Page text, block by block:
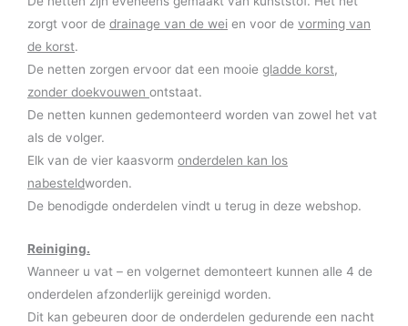
zorgt voor de drainage van de wei en voor de vorming van
de korst.
De netten zorgen ervoor dat een mooie gladde korst,
zonder doekvouwen ontstaat.
De netten kunnen gedemonteerd worden van zowel het vat
als de volger.
Elk van de vier kaasvorm onderdelen kan los
nabesteldworden.
De benodigde onderdelen vindt u terug in deze webshop.
Reiniging.
Wanneer u vat – en volgernet demonteert kunnen alle 4 de
onderdelen afzonderlijk gereinigd worden.
Dit kan gebeuren door de onderdelen gedurende een nacht